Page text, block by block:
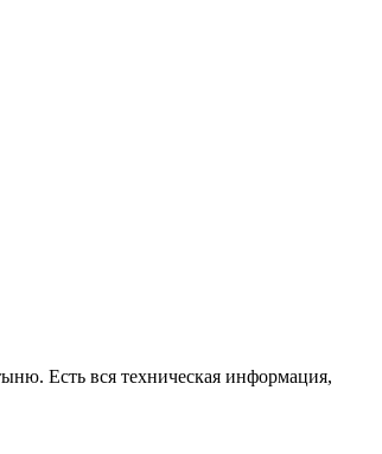
Есть вся техническая информация,